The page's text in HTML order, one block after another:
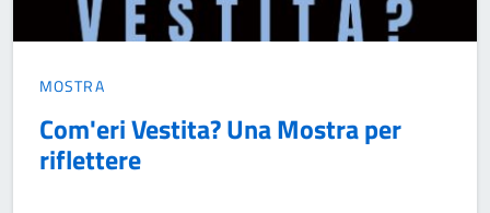
MOSTRA
Com'eri Vestita? Una Mostra per
riflettere